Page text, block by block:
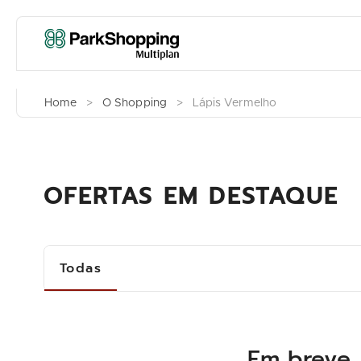
Home > O Shopping > Lápis Vermelho
OFERTAS EM DESTAQUE
Todas